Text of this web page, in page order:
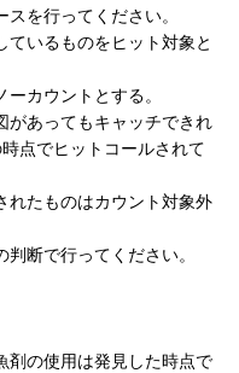
を行ってください。
ているものをヒット対象と
カウントとする。
があってもキャッチできれ
点でヒットコールされて
たものはカウント対象外
断で行ってください。
剤の使用は発見した時点で